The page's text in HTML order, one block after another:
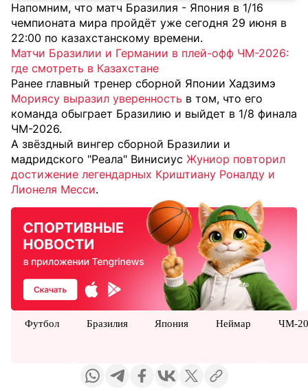
Напомним, что матч Бразилия - Япония в 1/16
чемпионата мира пройдёт уже сегодня 29 июня в
22:00 по казахстанскому времени.
Матчи Бразилии и Германии в плей-офф ЧМ-2026:
где смотреть в Казахстане
Ранее главный тренер сборной Японии Хадзимэ
Мориясу выразил уверенность в том, что его
команда обыграет Бразилию и выйдет в 1/8 финала
ЧМ-2026.
А звёздный вингер сборной Бразилии и
мадридского "Реала" Винисиус Жуниор повторил
достижение легендарных Криштиану Роналду и
Лионеля Месси.
Футбол Бразилия Япония Неймар ЧМ-